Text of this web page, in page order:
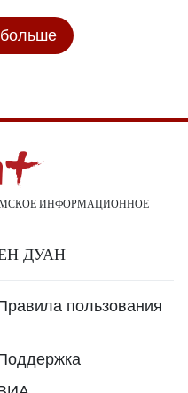
больше
ИНФОРМАЦИОННОЕ
ДУАН
пользования